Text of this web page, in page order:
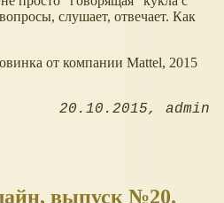
слушает, отвечает. Как
от компании Mattel, 2015
20.10.2015 admin
выпуск №20.